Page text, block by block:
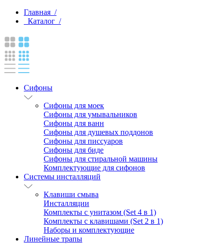
Главная /
Каталог /
Сифоны
Сифоны для моек
Сифоны для умывальников
Сифоны для ванн
Сифоны для душевых поддонов
Сифоны для писсуаров
Сифоны для биде
Сифоны для стиральной машины
Комплектующие для сифонов
Системы инсталляций
Клавиши смыва
Инсталляции
Комплекты с унитазом (Set 4 в 1)
Комплекты с клавишами (Set 2 в 1)
Наборы и комплектующие
Линейные трапы